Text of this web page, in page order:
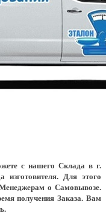
с нашего Склада в г.
Для этого
о Самовывозе.
получения Заказа. Вам